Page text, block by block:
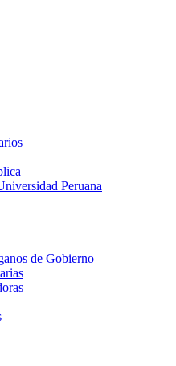
Peruana
de Gobierno